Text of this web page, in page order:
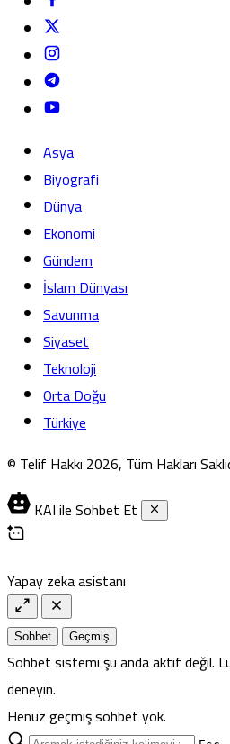
Asya
Biyografi
Dünya
Ekonomi
Gündem
İslam Dünyası
Savunma
Siyaset
Teknoloji
Orta Doğu
Türkiye
© Telif Hakkı 2026, Tüm Hakları
KAI ile Sohbet Et
Yapay zeka asistanı
Sohbet Geçmiş
Sohbet sistemi şu anda aktif değil.
deneyin.
Henüz geçmiş sohbet yok.